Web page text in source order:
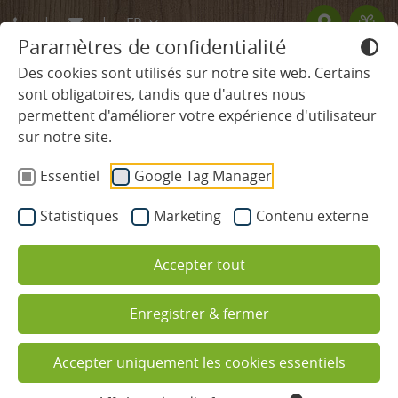
Paramètres de confidentialité
Des cookies sont utilisés sur notre site web. Certains
sont obligatoires, tandis que d'autres nous
permettent d'améliorer votre expérience d'utilisateur
sur notre site.
Essentiel
Google Tag Manager
Statistiques Marketing Contenu externe
Accepter tout
Enregistrer & fermer
Accepter uniquement les cookies essentiels
FR
DE
EN
HÔTEL
CHAMBRES & TARIFS
BIEN-ÊTRE ET SPA
Spa et espace sauna
Soins de beauté
Des soins pour les mains et les
pieds
L’hôtel de détente 4 étoiles Superior
Ludinmühle
manucure sans vernis à angles